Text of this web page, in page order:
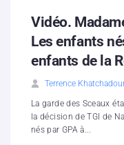
Vidéo.
Les enfants
enfants de la
Terrence
La garde des Sceaux
la décision de TGI de
nés par GPA à...